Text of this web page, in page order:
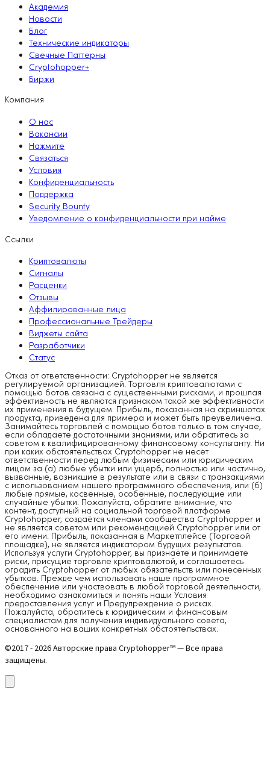
Академия
Новости
Блог
Технические индикаторы
Свечные Паттерны
Cryptohopper+
Биржи
Компания
О нас
Вакансии
Нажмите
Связаться
Условия
Конфиденциальность
Поддержка
Security Bounty
Уведомление о конфиденциальности при найме
Ссылки
Криптовалюты
Сигналы
Расценки
Отзывы
Аффилированные лица
Профессиональные Трейдеры
Виджеты сайта
Разработчики
Статус
Отказ от ответственности: Cryptohopper не является
регулируемой организацией. Торговля криптовалютами с
помощью ботов связана с существенными рисками, и прошлая
эффективность не являются признаком такой же эффективности
их применения в будущем. Прибыль, показанная на скриншотах
продукта, приведена для примера и может быть преувеличена.
Занимайтесь торговлей с помощью ботов только в том случае,
если обладаете достаточными знаниями, или обратитесь за
советом к квалифицированному финансовому консультанту. Ни
при каких обстоятельствах Cryptohopper не несет
ответственности перед любым физическим или юридическим
лицом за (а) любые убытки или ущерб, полностью или частично,
вызванные, возникшие в результате или в связи с транзакциями
с использованием нашего программного обеспечения, или (б)
любые прямые, косвенные, особенные, последующие или
случайные убытки. Пожалуйста, обратите внимание, что
контент, доступный на социальной торговой платформе
Cryptohopper, создаётся членами сообщества Cryptohopper и
не является советом или рекомендацией Cryptohopper или от
его имени. Прибыль, показанная в Маркетплейсе (Торговой
площадке), не является индикатором будущих результатов.
Используя услуги Cryptohopper, вы признаёте и принимаете
риски, присущие торговле криптовалютой, и соглашаетесь
оградить Cryptohopper от любых обязательств или понесенных
убытков. Прежде чем использовать наше программное
обеспечение или участвовать в любой торговой деятельности,
необходимо ознакомиться и понять наши Условия
предоставления услуг и Предупреждение о рисках.
Пожалуйста, обратитесь к юридическим и финансовым
специалистам для получения индивидуального совета,
основанного на ваших конкретных обстоятельствах.
©2017 - 2026 Авторские права Cryptohopper™ — Все права
защищены.